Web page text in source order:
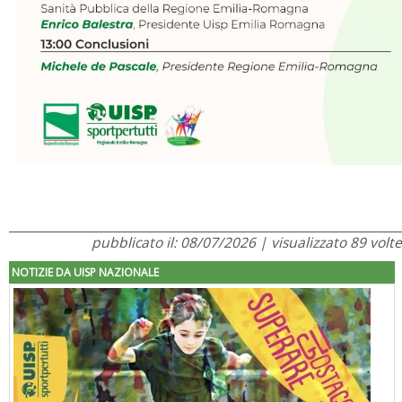
pubblicato il: 08/07/2026 | visualizzato 89 volte
NOTIZIE DA UISP NAZIONALE